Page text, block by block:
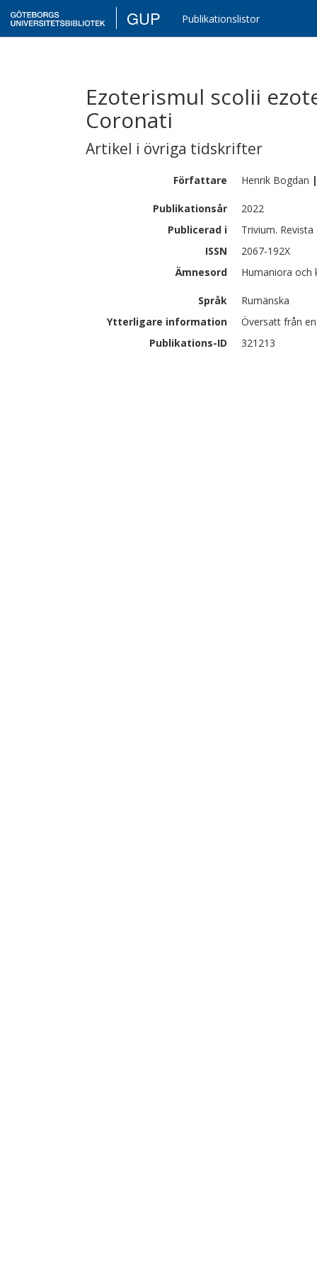
GUP Publikationslistor
Ezoterismul scolii
Coronati
Artikel i övriga tidskrifter
Författare Henrik Bogdan |
Publikationsår
2022
Publicerad i
Trivium.
ISSN
2067-192X
Ämnesord
Humaniora
Språk
Rumänska
Ytterligare information
Översatt från
Publikations-ID
321213